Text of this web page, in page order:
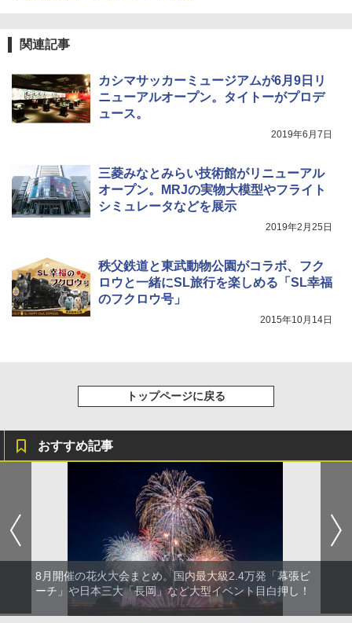
￥3,680
可能 安全ロック付き 高安全性 金属製耐久 コ
ンパクト多機能設計 持ち運び便利 アウトド
ア/オフィス/教育現場/展示会用 緑
関連記事
カシマサッカーミュージアムが6月9日リ
ニューアルオープン。タイトーがプロデ
ュース。
2019年6月7日
三菱みなとみらい技術館がリニューアル
オープン。MRJの実物大模型やフライト
シミュレータなどを展示
2019年2月25日
秩父鉄道と東武動物公園がコラボ、フク
ロウと一緒にSL旅行を楽しめる「SL幸福
のフクロウ号」
2015年10月14日
トップページに戻る
おすすめ記事
8月開催の花火大会まとめ。国内最大級2.4万発「幕張ビ
ーチ」や日本三大「長岡」など大型イベント目白押し！